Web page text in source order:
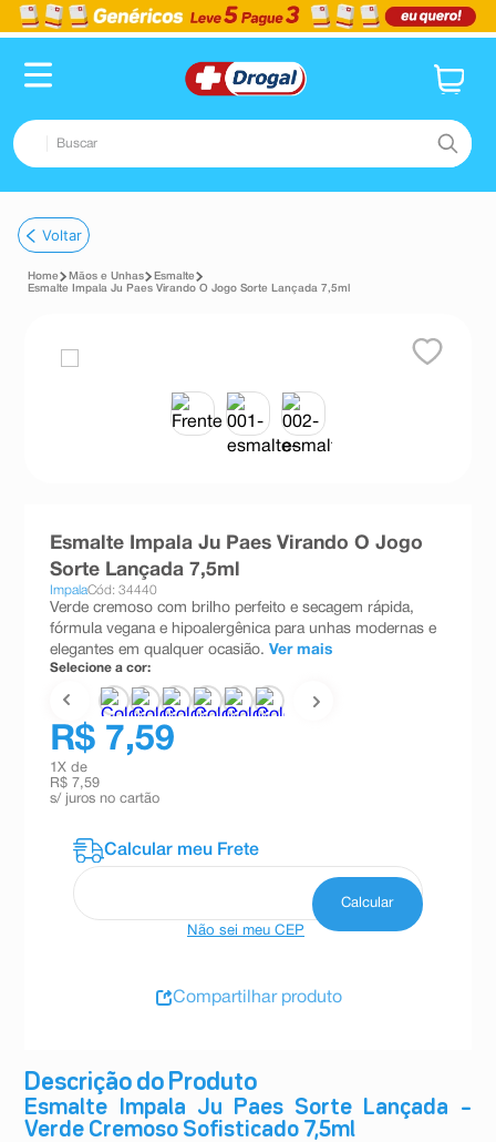
Buscar
1º fralda
2º pampers confort sec max
lenço umedecido
teste gravidez
10ºesmalte
Voltar
Mãos e Unhas
Esmalte
Esmalte Impala Ju Paes Virando O Jogo Sorte Lançada 7,5ml
Descrição do Produto
Esmalte Impala Ju Paes Sorte Lançada –
Verde Cremoso Sofisticado 7,5ml
Esmalte Impala Ju Paes Virando O Jogo
Sorte Lançada 7,5ml
ImpalaCód: 34440
Verde cremoso com brilho perfeito e secagem rápida,
fórmula vegana e hipoalergênica para unhas modernas e
elegantes em qualquer ocasião. Ver mais
Selecione a cor:
R$ 7,59
1 X de
R$ 7,59
s/ juros no cartão
Não sei meu CEP
Compartilhar produto